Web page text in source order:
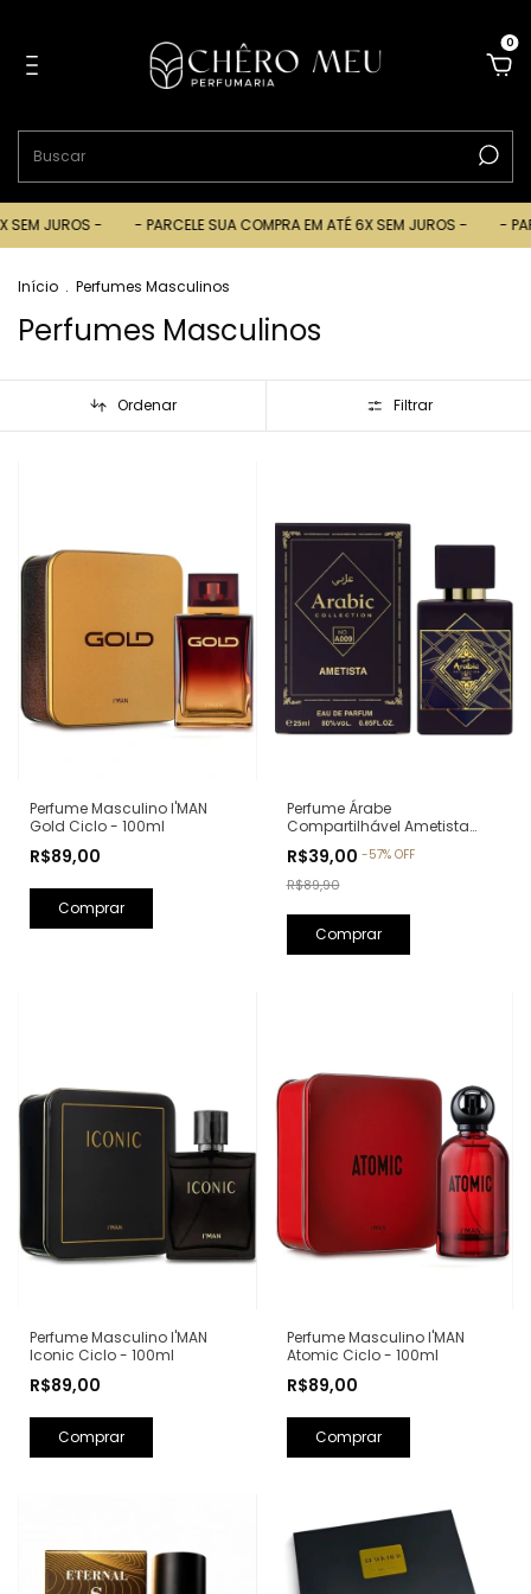
0
JUROS - - PARCELE SUA COMPRA EM ATÉ 6X SEM JUROS - -
Início . Perfumes Masculinos
Perfumes Masculinos
Ordenar Filtrar
Perfume Masculino I'MAN
Gold Ciclo - 100ml
R$89,00
Perfume Árabe
Compartilhável Ametista
25ml (Ref. Olfativa: Bade'e Al
Oud Amethyst Lattafa)
R$39,00 -57% OFF
R$89,90
Perfume Masculino I'MAN
Iconic Ciclo - 100ml
R$89,00
Perfume Masculino I'MAN
Atomic Ciclo - 100ml
R$89,00